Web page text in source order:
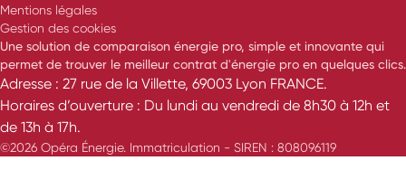
Mentions légales
Gestion des cookies
Une solution de comparaison énergie pro, simple et innovante qui
permet de trouver le meilleur contrat d'énergie pro en quelques clics.
Adresse : 27 rue de la Villette, 69003 Lyon FRANCE.
Horaires d’ouverture : Du lundi au vendredi de 8h30 à 12h et
de 13h à 17h.
©2026 Opéra Énergie. Immatriculation - SIREN : 808096119